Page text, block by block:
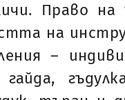
Право на
на
–